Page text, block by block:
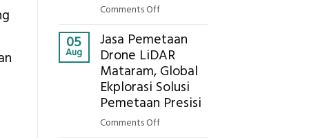
untuk
Hasil
Akurat
Comments Offon
Harga
Panel
Bambu
Bio-
PCM
05
Aug
Jasa Pemetaan
Drone LiDAR
Mataram, Global
Ekplorasi Solusi
Pemetaan Presisi
Comments Offon